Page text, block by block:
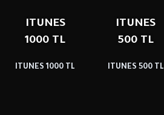
ITUNES
500 TL
ITUNES 500 TL
ITUNES
1000 TL
ITUNES 1000 TL